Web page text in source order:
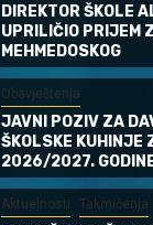
DIREKTOR ŠKOLE
UPRILIČIO PRIJEM
MEHMEDOSKOG
Obavještenja
JAVNI POZIV ZA
ŠKOLSKE KUHINJE
2026/2027.
Aktuelnosti Takmičenja